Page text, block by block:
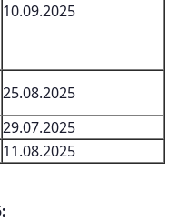
10.09.2025
25.08.2025
29.07.2025
11.08.2025